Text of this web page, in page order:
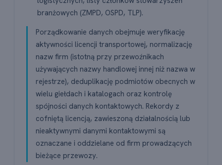
branżowych (ZMPD, OSPD, TLP).
Porządkowanie danych obejmuje weryfikację
aktywności licencji transportowej, normalizację
nazw firm (istotną przy przewoźnikach
używających nazwy handlowej innej niż nazwa w
rejestrze), deduplikację podmiotów obecnych w
wielu giełdach i katalogach oraz kontrolę
spójności danych kontaktowych. Rekordy z
cofniętą licencją, zawieszoną działalnością lub
nieaktywnymi danymi kontaktowymi są
oznaczane i oddzielane od firm prowadzących
bieżące przewozy.